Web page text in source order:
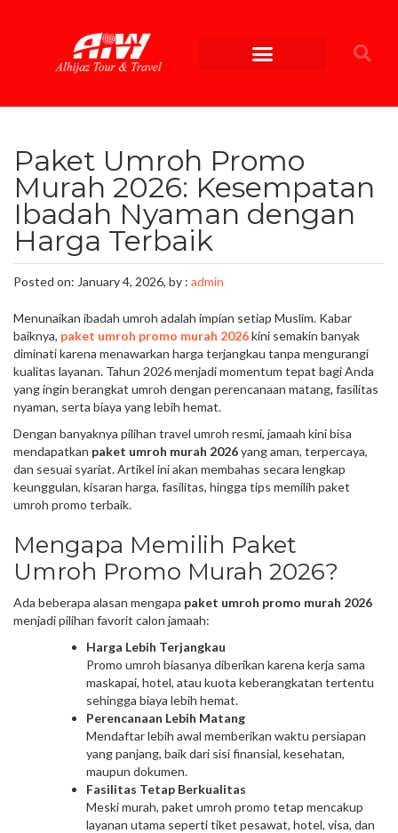
Paket Umroh Promo
Murah 2026: Kesempatan
Ibadah Nyaman dengan
Harga Terbaik
Posted on: January 4, 2026, by : admin
Menunaikan ibadah umroh adalah impian setiap Muslim. Kabar
baiknya, paket umroh promo murah 2026kini semakin banyak
diminati karena menawarkan harga terjangkau tanpa mengurangi
kualitas layanan. Tahun 2026 menjadi momentum tepat bagi Anda
yang ingin berangkat umroh dengan perencanaan matang, fasilitas
nyaman, serta biaya yang lebih hemat.
Dengan banyaknya pilihan travel umroh resmi, jamaah kini bisa
mendapatkan paket umroh murah 2026yang aman, terpercaya,
dan sesuai syariat. Artikel ini akan membahas secara lengkap
keunggulan, kisaran harga, fasilitas, hingga tips memilih paket
umroh promo terbaik.
Mengapa Memilih Paket
Umroh Promo Murah 2026?
Ada beberapa alasan mengapa paket umroh promo murah 2026
menjadi pilihan favorit calon jamaah:
Harga Lebih Terjangkau
Promo umroh biasanya diberikan karena kerja sama
maskapai, hotel, atau kuota keberangkatan tertentu
sehingga biaya lebih hemat.
Perencanaan Lebih Matang
Mendaftar lebih awal memberikan waktu persiapan
yang panjang, baik dari sisi finansial, kesehatan,
maupun dokumen.
Fasilitas Tetap Berkualitas
Meski murah, paket umroh promo tetap mencakup
layanan utama seperti tiket pesawat, hotel, visa, dan